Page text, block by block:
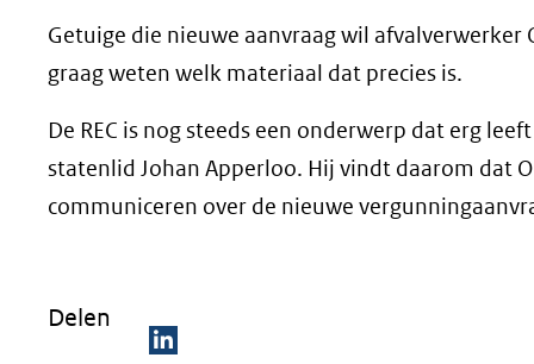
Getuige die nieuwe aanvraag wil
graag weten welk materiaal dat precies is.
De REC is nog steeds een onderwerp dat erg
statenlid Johan Apperloo. Hij vindt daarom dat
communiceren over de nieuwe
Delen